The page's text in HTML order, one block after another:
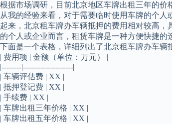
根据市场调研，目前北京地区车牌出租三年的
从我的经验来看，对于需要临时使用车牌的个
起来，北京租车牌办车辆抵押的费用相对较高
的个人或企业而言，租赁车牌是一种方便快捷的
下面是一个表格，详细列出了北京租车牌办车辆
| 费用项 | 金额（单位：万元） |
|--------|--------------------|
| 车辆评估费 | XX |
| 抵押登记费 | XX |
| 手续费 | XX |
| 车牌出租三年价格 | XX |
| 车牌出租五年价格 | XX |